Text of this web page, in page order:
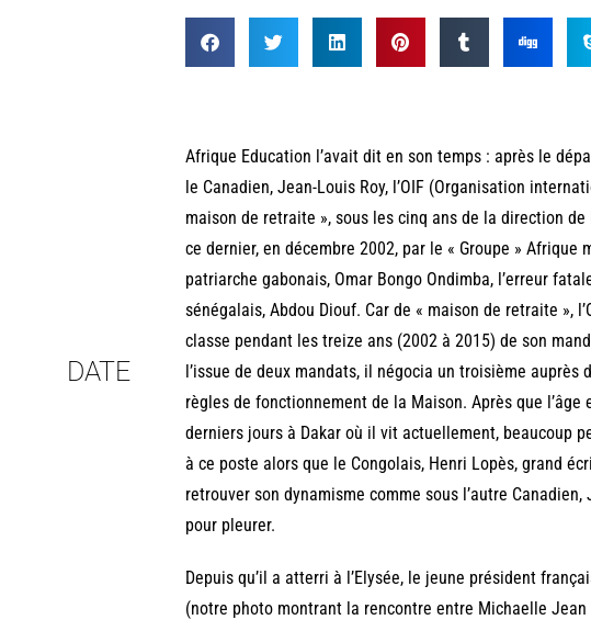
DATE
Afrique Education l’avait dit en son temps : après le
le Canadien, Jean-Louis Roy, l’OIF (Organisation
maison de retraite », sous les cinq ans de la direction de
ce dernier, en décembre 2002, par le « Groupe »
patriarche gabonais, Omar Bongo Ondimba, l’erreur
sénégalais, Abdou Diouf. Car de « maison de retraite »,
classe pendant les treize ans (2002 à 2015) de son
l’issue de deux mandats, il négocia un troisième
règles de fonctionnement de la Maison. Après que
derniers jours à Dakar où il vit actuellement, beaucoup
à ce poste alors que le Congolais, Henri Lopès, grand
retrouver son dynamisme comme sous l’autre
pour pleurer.
Depuis qu’il a atterri à l’Elysée, le jeune président
(notre photo montrant la rencontre entre Michaelle